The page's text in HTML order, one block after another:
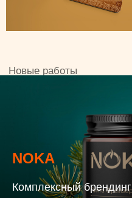
NOKA
Комплексный брендинг